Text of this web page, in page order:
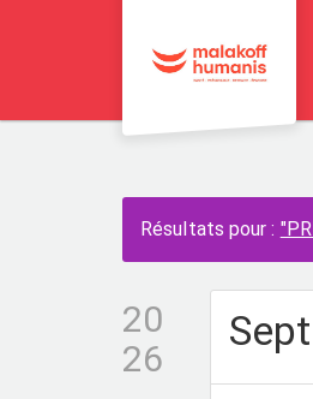
Résultats pour :
20
26